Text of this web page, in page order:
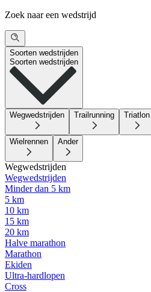
Zoek naar een wedstrijd
Soorten wedstrijden
Soorten wedstrijden
Wegwedstrijden Trailrunning Triatlon
Wielrennen Ander
Wegwedstrijden
Wegwedstrijden
Minder dan 5 km
5 km
10 km
15 km
20 km
Halve marathon
Marathon
Ekiden
Ultra-hardlopen
Cross